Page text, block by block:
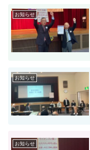
お知らせ
お知らせ
お知らせ